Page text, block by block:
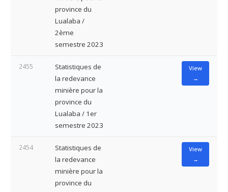
province du
Lualaba /
2ème
semestre 2023
2455
Statistiques de
la redevance
minière pour la
province du
Lualaba / 1er
semestre 2023
View
→
2454
Statistiques de
la redevance
minière pour la
province du
View
→